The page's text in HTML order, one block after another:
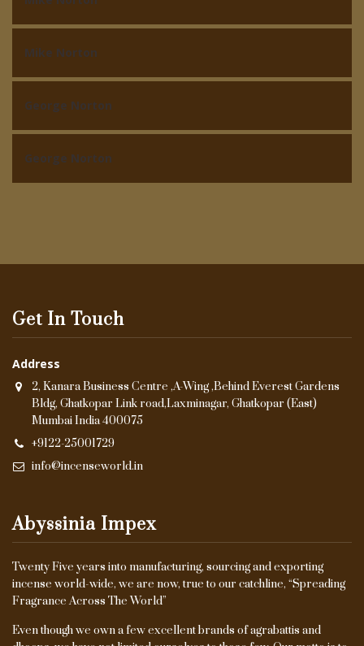
Mike Norton
George Norton
George Norton
Get In Touch
Address
2, Kanara Business Centre ,A-Wing ,Behind Everest Gardens
Bldg, Ghatkopar Link road,Laxminagar, Ghatkopar (East)
Mumbai India 400075
+9122-25001729
info@incenseworld.in
Abyssinia Impex
Twenty Five years into manufacturing, sourcing and exporting
incense world-wide, we are now, true to our catchline, “Spreading
Fragrance Across The World”
Even though we own a few excellent brands of agrabattis and